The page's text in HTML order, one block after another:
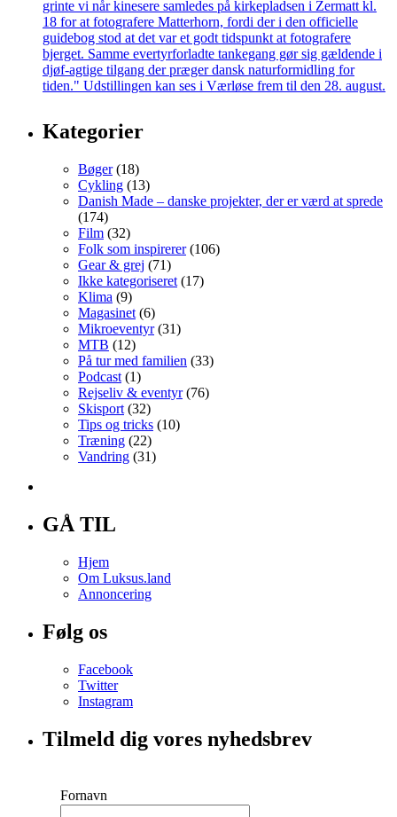
Kategorier
Bøger(18)
Cykling (13)
Danish Made – danske projekter, der er værd at sprede
(174)
Film (32)
Folk som inspirerer(106)
Gear & grej (71)
Ikke kategoriseret (17)
Klima (9)
Magasinet (6)
Mikroeventyr(31)
MTB (12)
På tur med familien (33)
Podcast (1)
Rejseliv & eventyr(76)
Skisport (32)
Tips og tricks (10)
Træning (22)
Vandring (31)
GÅ TIL
Hjem
Om Luksus.land
Annoncering
Følg os
Facebook
Twitter
Instagram
Tilmeld dig vores nyhedsbrev
Fornavn